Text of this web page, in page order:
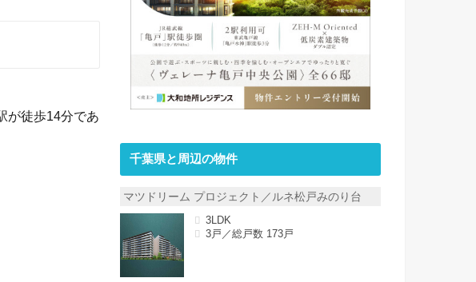
が徒歩14分であ
千葉県と周辺の物件
マツドリーム プロジェクト／ルネ松戸みのり台
3LDK
3戸／総戸数 173戸